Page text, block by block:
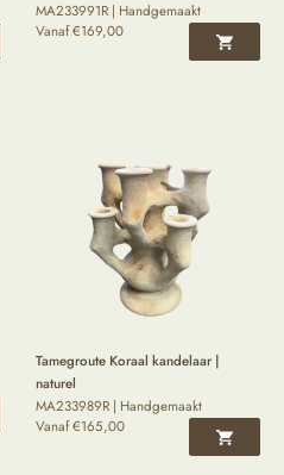
MA233991R | Handgemaakt
Vanaf€169,00
Tamegroute Koraal kandelaar |
naturel
MA233989R | Handgemaakt
Vanaf€165,00